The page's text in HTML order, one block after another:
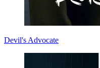
Devil's Advocate